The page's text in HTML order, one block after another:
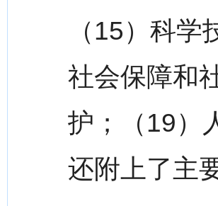
（15）科
社会保障和
护；（19）
还附上了主